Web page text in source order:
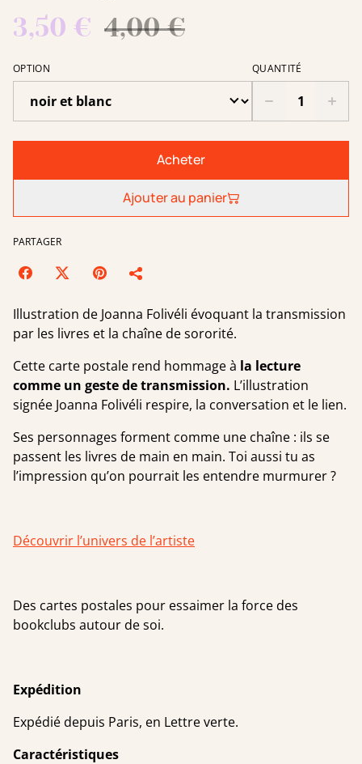
3,50 € 4,00 €
OPTION QUANTITÉ
Acheter
Ajouter au panier
PARTAGER
Illustration de Joanna Folivéli évoquant la transmission
par les livres et la chaîne de sororité.
Cette carte postale rend hommage à la lecture
comme un geste de transmission. L’illustration
signée Joanna Folivéli respire, la conversation et le lien.
Ses personnages forment comme une chaîne : ils se
passent les livres de main en main. Toi aussi tu as
l’impression qu’on pourrait les entendre murmurer ?
Découvrir l’univers de l’artiste
Des cartes postales pour essaimer la force des
bookclubs autour de soi.
Expédition
Expédié depuis Paris, en Lettre verte.
Caractéristiques